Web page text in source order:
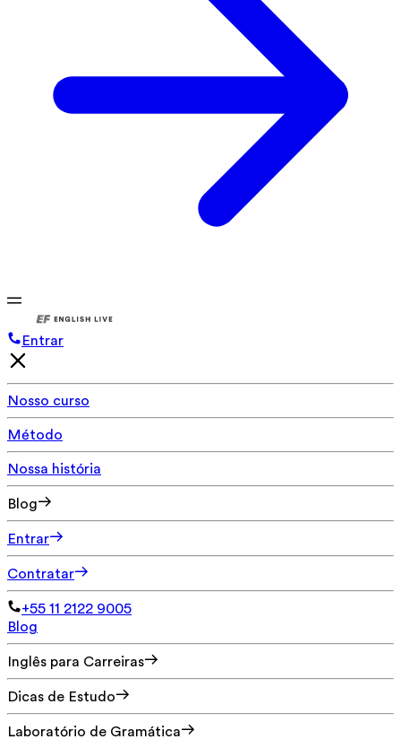
Entrar
Nosso curso
Método
Nossa história
Blog
Entrar
Contratar
+55 11 2122 9005
Blog
Inglês para Carreiras
Dicas de Estudo
Laboratório de Gramática